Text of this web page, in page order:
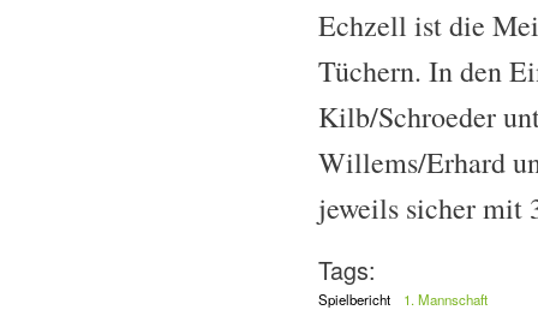
Echzell ist die
Tüchern. In den
Kilb/Schroeder
Willems/Erhard
jeweils sicher mit
Tags:
Spielbericht 1. Mannschaft